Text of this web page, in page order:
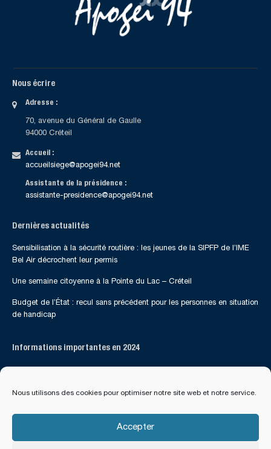
Nous utilisons des cookies pour optimiser notre site web et notre service.
Accepter
Nous écrire
Adresse :
70, avenue du Général de Gaulle
94000 Créteil
Accueil :
accueilsiege@apogei94.net
Assistante de la présidence :
assistante-presidence@apogei94.net
Dernières actualités
Sensibilisation à la sécurité routière : les jeunes de la SIPFP de l’IME
Bel Air décrochent leur permis
Une semaine citoyenne à la Pointe du Lac – Créteil
Budget de l’État : recul sans précédent pour les personnes en situation
de handicap
Informations importantes en 2024